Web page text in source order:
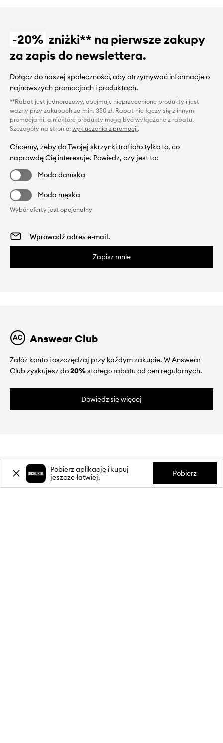
-20% zniżki** na pierwsze zakupy
za zapis do newslettera.
Dołącz do naszej społeczności, aby otrzymywać informacje o
najnowszych promocjach i produktach.
**Rabat jest jednorazowy, obejmuje nieprzecenione produkty i jest
ważny przy zakupach za min. 350 zł. Rabat nie łączy się z innymi
promocjami, a niektóre produkty mogą być wyłączone z rabatu.
Szczegóły na stronie: wykluczenia z promocji.
Chcemy, żeby do Twojej skrzynki trafiało tylko to, co
naprawdę Cię interesuje. Powiedz, czy jest to:
Moda damska
Moda męska
Wybór oferty jest opcjonalny
Zapisz mnie
Answear Club
Załóż konto i oszczędzaj przy każdym zakupie. W Answear
Club zyskujesz do20%stałego rabatu od cen regularnych.
Dowiedz się więcej
O NAS
Pobierz aplikację i kupuj
jeszcze łatwiej.
Pobierz